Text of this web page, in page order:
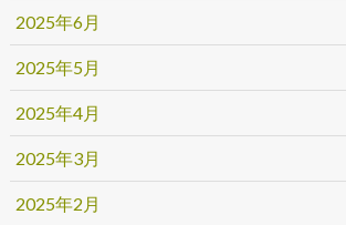
2025年6月
2025年5月
2025年4月
2025年3月
2025年2月